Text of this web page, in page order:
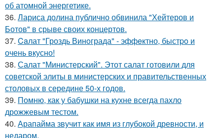
об атомной энергетике.
36. Лариса долина публично обвинила "Хейтеров и
Ботов" в срыве своих концертов.
37. Caлат "Гроздь Винoграда" - эффeктно, быстpo и
очень вкусно!
38. Салат "Министерский". Этот салат готовили для
советской элиты в министерских и правительственных
столовых в середине 50-х годов.
39. Помню, как у бабушки на кухне всегда пахло
дрожжевым тестом.
40. Арапайма звучит как имя из глубокой древности, и
недаром.